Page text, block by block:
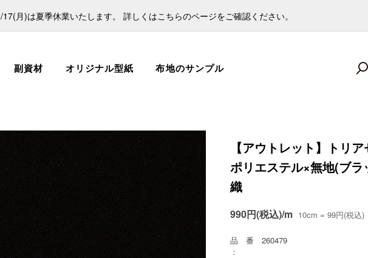
月)は夏季休業いたします。 詳しくはこちらのページをご確認ください。
副資材 オリジナル型紙 布地のサンプル
【アウトレット】トリ
ポリエステル×無地(ブラ
織
990円(税込)/m 10cm = 99円(税込)
品 番
：
260479